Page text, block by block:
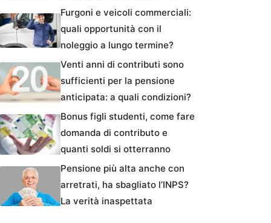
Furgoni e veicoli commerciali:
quali opportunità con il
noleggio a lungo termine?
Venti anni di contributi sono
sufficienti per la pensione
anticipata: a quali condizioni?
Bonus figli studenti, come fare
domanda di contributo e
quanti soldi si otterranno
Pensione più alta anche con
arretrati, ha sbagliato l’INPS?
La verità inaspettata